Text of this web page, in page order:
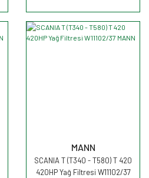
MANN
SCANIA T (T340 - T580) T 420
420HP Yağ Filtresi W11102/37